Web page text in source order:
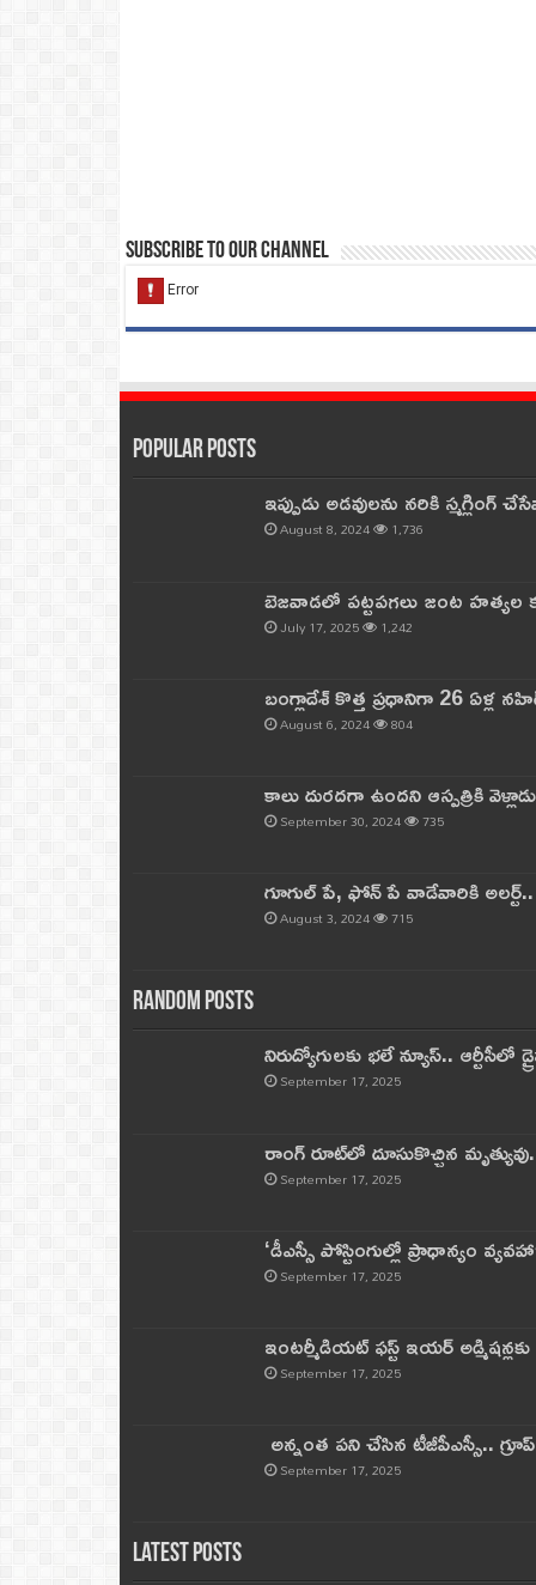
Subscribe to our Channel
Popular Posts
ఇప్పుడు అడవులను నరికి
August 8, 2024 1,736
బెజవాడలో పట్టపగలు జంట
July 17, 2025 1,242
బంగ్లాదేశ్ కొత్త ప్రధానిగా 26 ఏళ్ల
August 6, 2024 804
కాలు దురదగా ఉందని ఆస్పత్రికి
September 30, 2024 735
గూగుల్ పే, ఫోన్ పే వాడేవారికి
August 3, 2024 715
Random Posts
నిరుద్యోగులకు భలే న్యూస్.. ఆర్టీసీలో
September 17, 2025
రాంగ్ రూట్‌లో దూసుకొచ్చిన
September 17, 2025
‘డీఎస్సీ పోస్టింగుల్లో ప్రాధాన్యం
September 17, 2025
ఇంటర్మీడియట్ ఫస్ట్‌ ఇయర్‌
September 17, 2025
అన్నంత పని చేసిన టీజీపీఎస్సీ..
September 17, 2025
Latest Posts